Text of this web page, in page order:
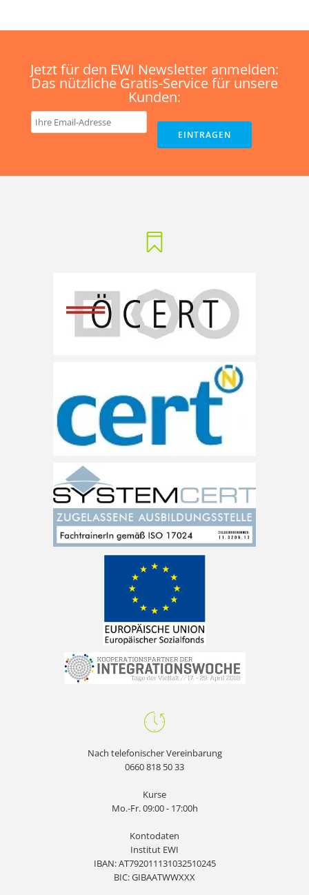
Jetzt für den EWI Newsletter anmelden:
Das nützliche Gratis-Service für unsere
Kunden:
Nach telefonischer Vereinbarung
0660 818 50 33
Kurse
Mo.-Fr. 09:00 - 17:00h
Kontodaten
Institut EWI
IBAN: AT792011131032510245
BIC: GIBAATWWXXX